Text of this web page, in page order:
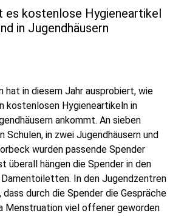
es kostenlose Hygieneartikel
in Jugendhäusern
hat in diesem Jahr ausprobiert, wie
kostenlosen Hygieneartikeln in
ankommt. An sieben
Schulen, in zwei Jugendhäusern und
wurden passende Spender
überall hängen die Spender in den
In den Jugendzentren
durch die Spender die Gespräche
Menstruation viel offener geworden